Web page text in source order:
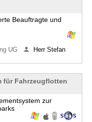
Beauftragte und
UG
Herr Stefan
für Fahrzeugflotten
zur